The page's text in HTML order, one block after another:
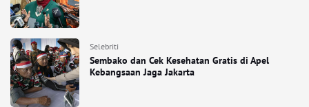
Selebriti
Sembako dan Cek Kesehatan Gratis di Apel
Kebangsaan Jaga Jakarta